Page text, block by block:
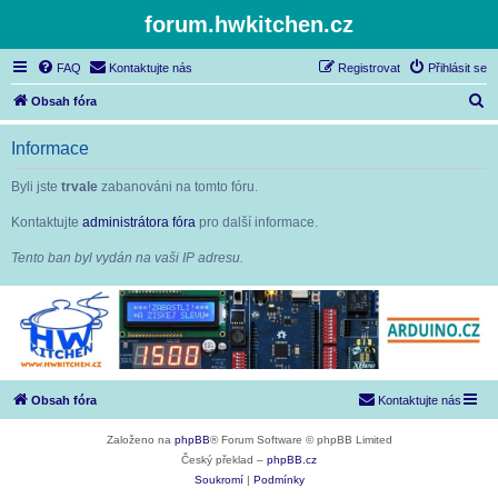
forum.hwkitchen.cz
FAQ Kontaktujte nás Přihlásit se
Registrovat
Obsah fóra
l
Informace
Byli jste trvale zabanováni na tomto fóru.
Kontaktujte administrátora fóra pro další informace.
Tento ban byl vydán na vaši IP adresu.
Obsah fóra Kontaktujte nás
Založeno na phpBB® Forum Software © phpBB Limited
Český překlad – phpBB.cz
Soukromí
Podmínky